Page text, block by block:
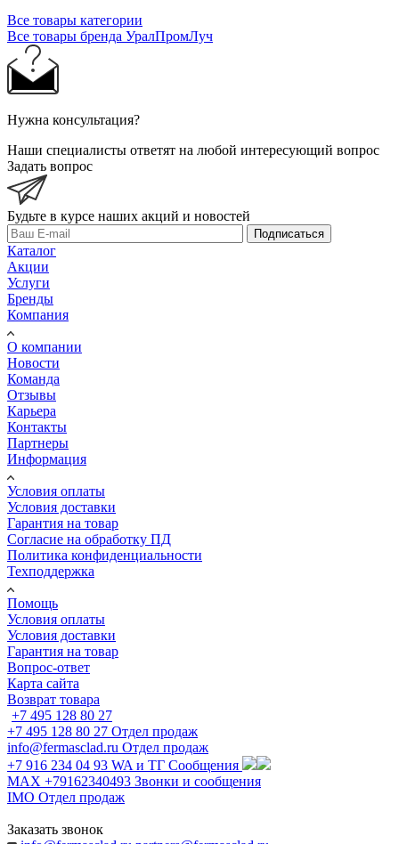
Все товары категории
Все товары бренда УралПромЛуч
Нужна консультация?
Наши специалисты ответят на любой интересующий вопрос
Задать вопрос
Будьте в курсе наших акций и новостей
Подписаться
Каталог
Акции
Услуги
Бренды
Компания
О компании
Новости
Команда
Отзывы
Карьера
Контакты
Партнеры
Информация
Условия оплаты
Условия доставки
Гарантия на товар
Согласие на обработку ПД
Политика конфиденциальности
Техподдержка
Помощь
Условия оплаты
Условия доставки
Гарантия на товар
Вопрос-ответ
Карта сайта
Возврат товара
+7 495 128 80 27
+7 495 128 80 27 Отдел продаж
info@fermasclad.ru Отдел продаж
+7 916 234 04 93 WA и ТГ Сообщения
MAX +79162340493 Звонки и сообщения
IMO Отдел продаж
Заказать звонок